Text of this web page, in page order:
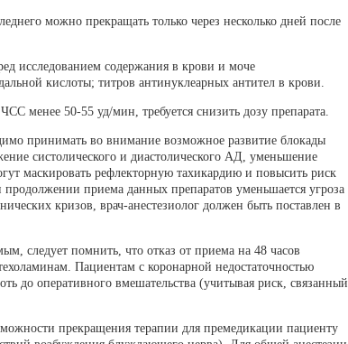
можно прекращать только через несколько дней после
исследованием содержания в крови и моче
кислоты; титров антинуклеарных антител в крови.
менее 50-55 уд/мин, требуется снизить дозу препарата.
принимать во внимание возможное развитие блокады
систолического и диастолического АД, уменьшение
маскировать рефлекторную тахикардию и повысить риск
приема данных препаратов уменьшается угроза
кризов, врач-анестезиолог должен быть поставлен в
следует помнить, что отказ от приема на 48 часов
Пациентам с коронарной недостаточностью
до оперативного вмешательства (учитывая риск, связанный
прекращения терапии для премедикации пациенту